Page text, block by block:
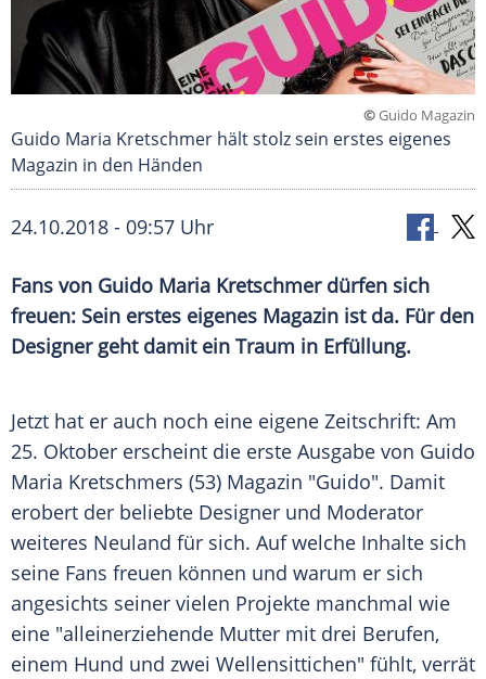
©Guido Magazin
Guido Maria Kretschmer hält stolz sein erstes eigenes
Magazin in den Händen
24.10.2018 - 09:57 Uhr
Fans von Guido Maria Kretschmerdürfen sich
freuen: Sein erstes eigenes Magazin ist da. Für den
Designer geht damit ein Traum in Erfüllung.
Jetzt hat er auch noch eine eigene Zeitschrift: Am
25. Oktober erscheint die erste Ausgabe von Guido
Maria Kretschmers (53) Magazin "Guido". Damit
erobert der beliebte Designer und Moderator
weiteres Neuland für sich. Auf welche Inhalte sich
seine Fans freuen können und warum er sich
angesichts seiner vielen Projekte manchmal wie
eine "alleinerziehende Mutter mit drei Berufen,
einem Hund und zwei Wellensittichen" fühlt, verrät